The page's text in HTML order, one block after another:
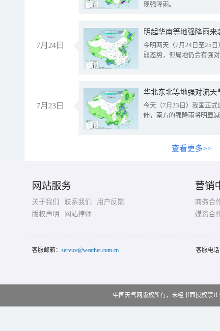
现强降雨。
7月24日
明起华南等地强降雨
今明两天（7月24日至25
弱态势，但局地仍会有强
7月23日
华北东北等地强对流天
今天（7月23日）我国正
伸，南方的强降雨将明显
查看更多>>
网站服务
关于我们 联系我们
用户反馈
版权声明
网站律师
营销
商务合
媒资合
客服邮箱： service@weather.com.cn 客服电
中国天气网版权所有，未经书面授权